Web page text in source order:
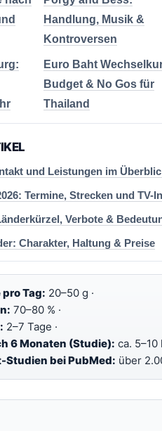
Handlung, Musik &
Kontroversen
Euro Baht
Budget & No Gos für
Thailand
und Leistungen im
Termine, Strecken und TV-
Verbote &
Charakter, Haltung & Preise
Tag: 20–50 g ·
70–80 % ·
2–7 Tage ·
6 Monaten (Studie): ca. 5–10
Studien bei PubMed: über